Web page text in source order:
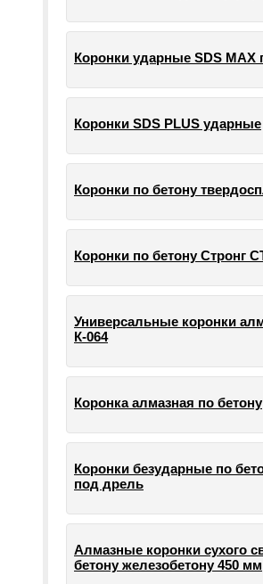
Коронки ударные SDS MAX
Коронки SDS PLUS ударные
Коронки по бетону
Коронки по бетону Стронг
Универсальные коронки
К-064
Коронка алмазная по бетону
Коронки безударные по
под дрель
Алмазные коронки сухого
бетону железобетону 450 мм